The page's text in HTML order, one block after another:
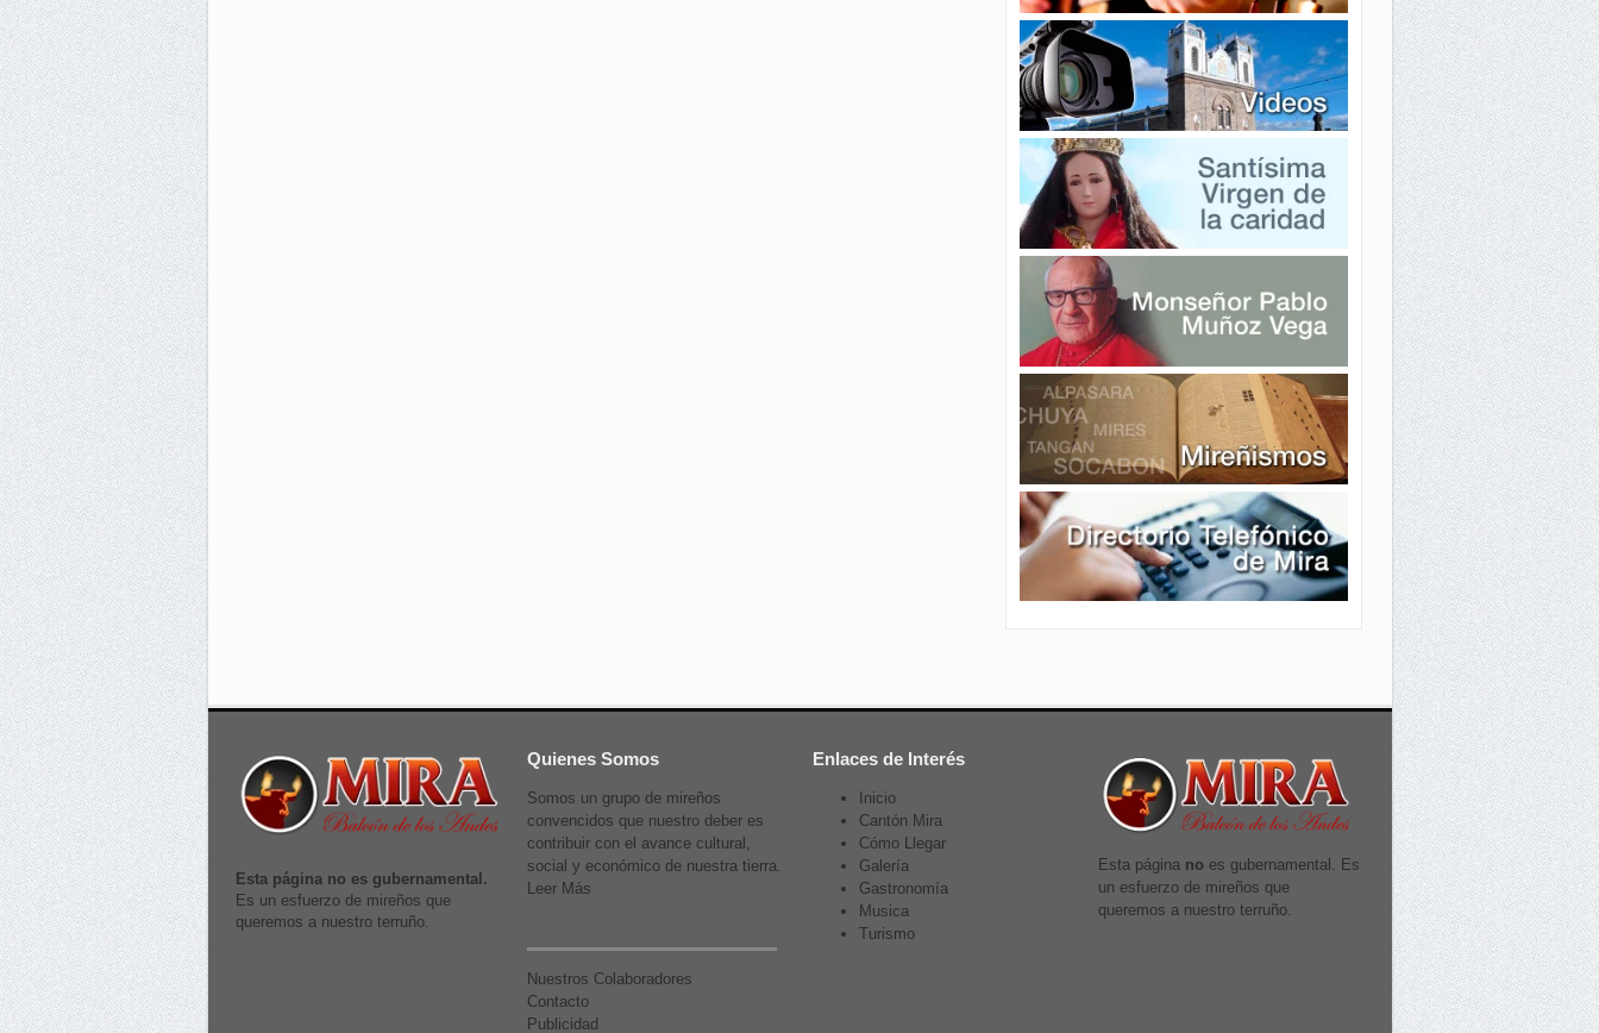
Esta página no es gubernamental.
Es un esfuerzo de mireños que
queremos a nuestro terruño.
Quienes Somos
Somos un grupo de mireños
convencidos que nuestro deber es
contribuir con el avance cultural,
social y económico de nuestra tierra.
Leer Más
Nuestros Colaboradores
Contacto
Publicidad
Enlaces de Interés
Inicio
Cantón Mira
Cómo Llegar
Galería
Gastronomía
Musica
Turismo
Esta página no es gubernamental. Es
un esfuerzo de mireños que
queremos a nuestro terruño.